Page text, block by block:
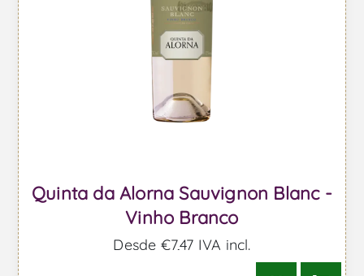
Quinta da Alorna Sauvignon Blanc -
Vinho Branco
Desde €7,47 IVA incl.